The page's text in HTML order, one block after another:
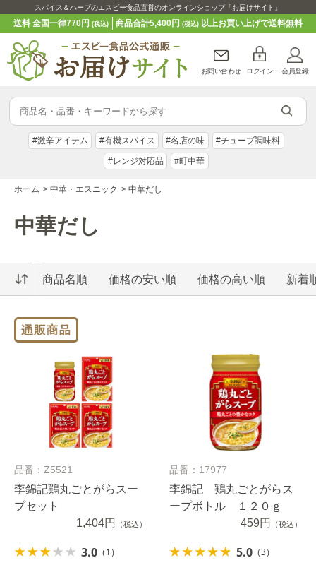
スパイス＆ハーブのエスビー食品直営のオンラインショップ「お届けサイト」
送料 全国一律770円(税込) 商品合計5,400円 (税込)以上お買い上げで送料無料
お問い合わせ ログイン 会員登録
#激辛アイテム #有機スパイス #名店の味 #チューブ調味料
#レンジ対応品 #町中華
ホーム > 中華・エスニック > 中華だし
中華だし
商品名順 価格の安い順 価格の高い順 新着
品番：Z5521
李錦記鶏丸ごとがらスー
プセット
1,404円
（税込）
3.0 （1）
品番：17977
李錦記 鶏丸ごとがらス
ープボトル １２０ｇ
459円
（税込）
5.0 （3）